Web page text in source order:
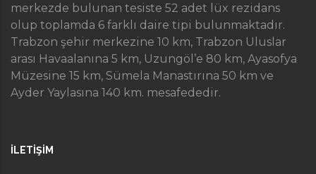
merkezde bulunan tesiste 52 adet lüx rezidans
olup toplamda 6 farklı daire tipi bulunmaktadır.
Trabzon şehir merkezine 10 km, Trabzon Uluslar
arası Havaalanına 5 km, Uzungöl’e 80 km, Ayasofya
Müzesine 15 km, Sümela Manastırına 50 km ve
Ayder Yaylasına 140 km. mesafededir.
İLETIŞIM